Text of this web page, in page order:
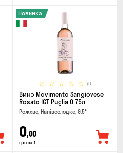
(0)
Новинка
Вино Movimento Sangiovese
Rosato IGT Puglia 0.75л
Рожеве, Напівсолодке, 9.5°
0,00
грн за 1